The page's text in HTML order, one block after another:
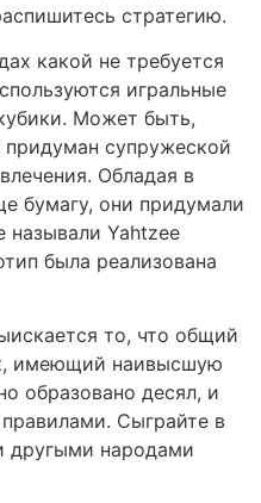
стратегию.
какой не требуется
игральные
Может быть,
супружеской
Обладая в
бумагу, они придумали
называли Yahtzee
была реализована
то, что общий
имеющий наивысшую
образовано десял, и
Сыграйте в
другыми народами